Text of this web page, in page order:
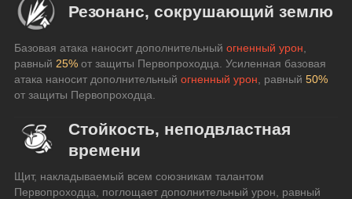
Резонанс, сокрушающий землю
Базовая атака наносит дополнительный огненный урон
равный 25% от защиты Первопроходца. Усиленная базовая
атака наносит дополнительный огненный урон , равный 50%
от защиты Первопроходца.
Стойкость, неподвластная
времени
Щит, накладываемый всем союзникам талантом
Первопроходца, поглощает дополнительный урон, равный